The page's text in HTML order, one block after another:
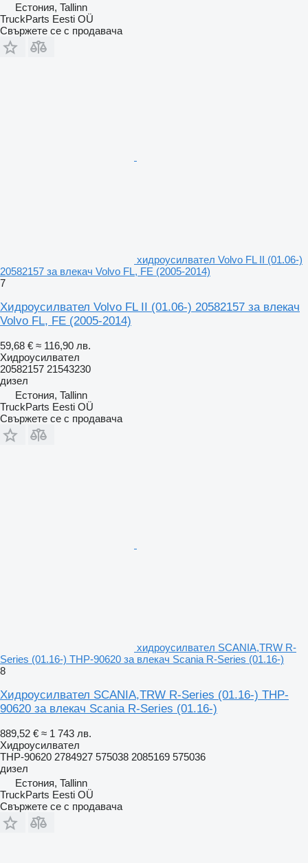
Естония, Tallinn
TruckParts Eesti OÜ
Свържете се с продавача
хидроусилвател Volvo FL II (01.06-)
20582157 за влекач Volvo FL, FE (2005-2014)
7
Хидроусилвател Volvo FL II (01.06-) 20582157 за влекач
Volvo FL, FE (2005-2014)
59,68 € ≈ 116,90 лв.
Хидроусилвател
20582157 21543230
дизел
Естония, Tallinn
TruckParts Eesti OÜ
Свържете се с продавача
хидроусилвател SCANIA,TRW R-
Series (01.16-) THP-90620 за влекач Scania R-Series (01.16-)
8
Хидроусилвател SCANIA,TRW R-Series (01.16-) THP-
90620 за влекач Scania R-Series (01.16-)
889,52 € ≈ 1 743 лв.
Хидроусилвател
THP-90620 2784927 575038 2085169 575036
дизел
Естония, Tallinn
TruckParts Eesti OÜ
Свържете се с продавача